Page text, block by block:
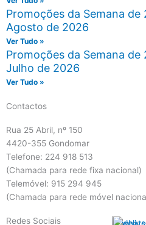
Promoções da Semana de
Agosto de 2026
Ver Tudo »
Promoções da Semana
Julho de 2026
Ver Tudo »
Contactos
Rua 25 Abril, nº 150
4420-355 Gondomar
Telefone: 224 918 513
(Chamada para rede fixa nacional)
Telemóvel: 915 294 945
(Chamada para rede móvel
Redes Sociais